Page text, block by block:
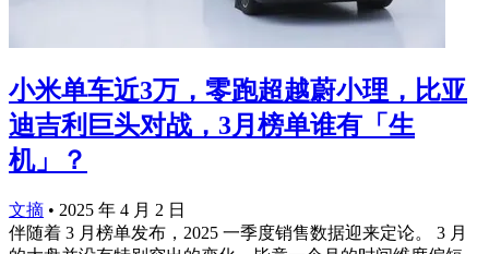
小米单车近3万，零跑超越蔚小理，比亚
迪吉利巨头对战，3月榜单谁有「生
机」？
文摘 • 2025 年 4 月 2 日
伴随着 3 月榜单发布，2025 一季度销售数据迎来定论。 3 月